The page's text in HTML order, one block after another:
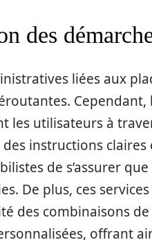
des
liées aux
les utilisateurs à
instructions
de s’assurer
De plus, ces
des combinaisons
offrant